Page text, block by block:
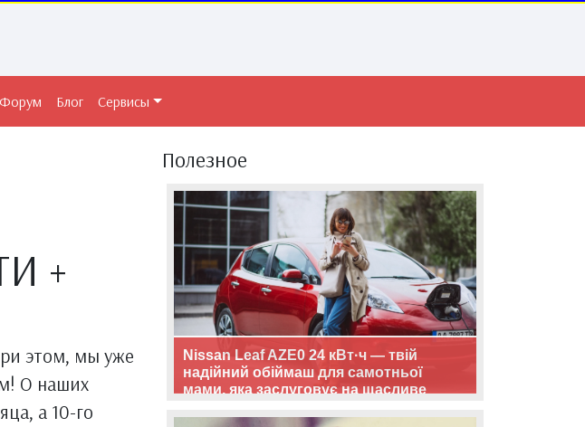
Форум Блог Сервисы
+
этом, мы уже
О наших
а 10-го
Полезное
Nissan Leaf AZE0 24 кВт·ч — твій
надійний обіймаш для самотньої
мами, яка заслуговує на щасливе